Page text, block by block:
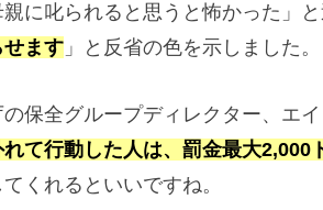
に叱られると思うと怖かった」
せます 」と反省の色を示しました。
保全グループディレクター、エ
て行動した人は、罰金最大2,000
くれるといいですね。